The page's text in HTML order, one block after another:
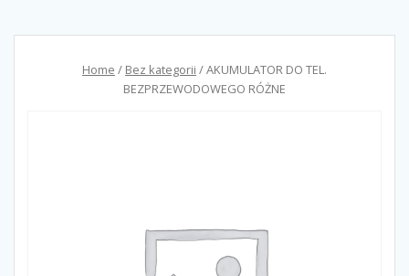
Home / Bez kategorii / AKUMULATOR DO TEL.
BEZPRZEWODOWEGO RÓŻNE